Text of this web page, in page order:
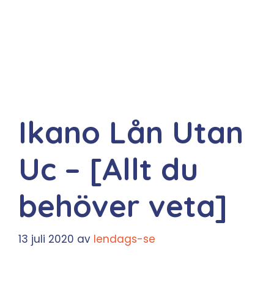
Ikano Lån Utan
Uc – [Allt du
behöver veta]
13 juli 2020 av lendags-se